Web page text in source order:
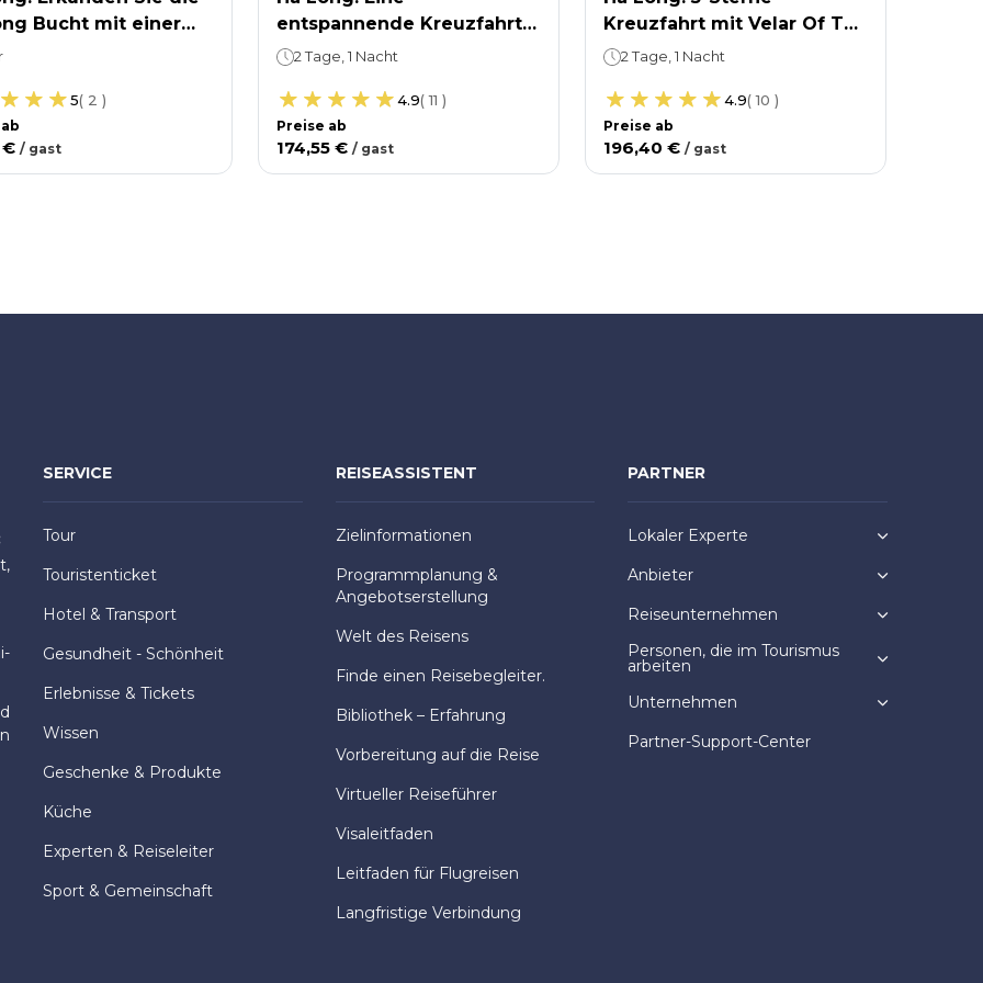
Bucht mit einer
Kreuzfahrt von
5( 2 )
€ / gast
entspannende Kreuzfahrt
auf einer 5-Sterne-Yacht
Bucht und der Quan-Y-
Höhle.
2 Tage, 1 Nacht
4.9(11 )
Preise ab
174,55 € / gast
Kreuzfahrt mit Velar Of The
Sea, Lan-Ha-Bucht, Ha Long
2 Tage, 1 Nacht
4.9(10 )
Preise ab
196,40 € / gast
SERVICE
Tour
Touristenticket
Hotel & Transport
Gesundheit - Schönheit
Erlebnisse & Tickets
Wissen
Geschenke & Produkte
Küche
Experten & Reiseleiter
Sport & Gemeinschaft
REISEASSISTENT
Zielinformationen
Programmplanung &
Angebotserstellung
Welt des Reisens
Finde einen Reisebegleiter.
Bibliothek – Erfahrung
Vorbereitung auf die Reise
Virtueller Reiseführer
Visaleitfaden
Leitfaden für Flugreisen
Langfristige Verbindung
PARTNER
Lokaler Experte
Anbieter
Reiseunternehmen
Personen, die im Tourismus
arbeiten
Unternehmen
Partner-Support-Center